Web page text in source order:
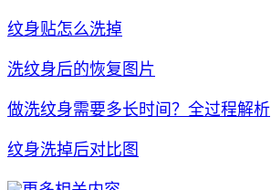
纹身贴怎么洗掉
洗纹身后的恢复图片
做洗纹身需要多长时间？全过程解析
纹身洗掉后对比图